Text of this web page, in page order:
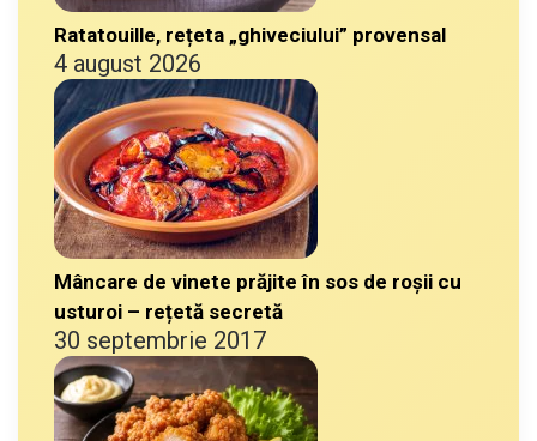
Ratatouille, rețeta „ghiveciului” provensal
4 august 2026
Mâncare de vinete prăjite în sos de roșii cu
usturoi – rețetă secretă
30 septembrie 2017